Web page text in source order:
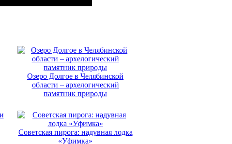
Озеро Долгое в Челябинской
области – архелогический
памятник природы
Советская пирога: надувная лодка
«Уфимка»